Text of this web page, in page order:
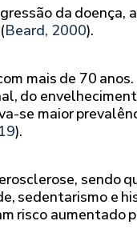
da doença,
Beard, 2000).
mais de 70 anos.
do
se maior
).
sendo
sedentarismo e
risco aumentado